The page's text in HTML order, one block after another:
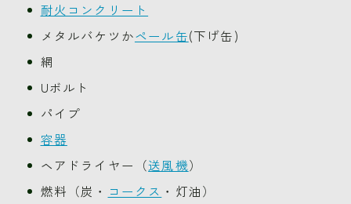
耐火コンクリート
メタルバケツかペール缶(下げ缶)
網
Uボルト
パイプ
容器
ヘアドライヤー（送風機）
燃料（炭・ コークス ・灯油）